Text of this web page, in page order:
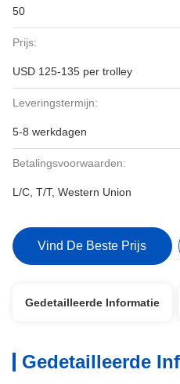
50
Prijs:
USD 125-135 per trolley
Leveringstermijn:
5-8 werkdagen
Betalingsvoorwaarden:
L/C, T/T, Western Union
Vind De Beste Prijs
Gedetailleerde Informatie
Gedetailleerde